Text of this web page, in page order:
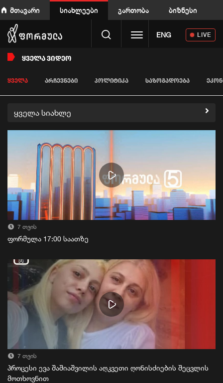
მთავარი სიახლეები გართობა ბიზნესი
Toggle navigation
ENG LIVE
ᲧᲕᲔᲚᲐ ᲕᲘᲓᲔᲝ
ᲧᲕᲔᲚᲐ ᲐᲠᲩᲔᲕᲜᲔᲑᲘ ᲞᲝᲚᲘᲢᲘᲙᲐ ᲡᲐᲖᲝᲒᲐᲓᲝᲔᲑᲐ
ყველა სიახლე
7 თვის
ფორმულა 17:00 საათზე
7 თვის
პროცესი ევა შაშიაშვილის აღკვეთი ღონისძიების შეცვლის
მოთხოვნით